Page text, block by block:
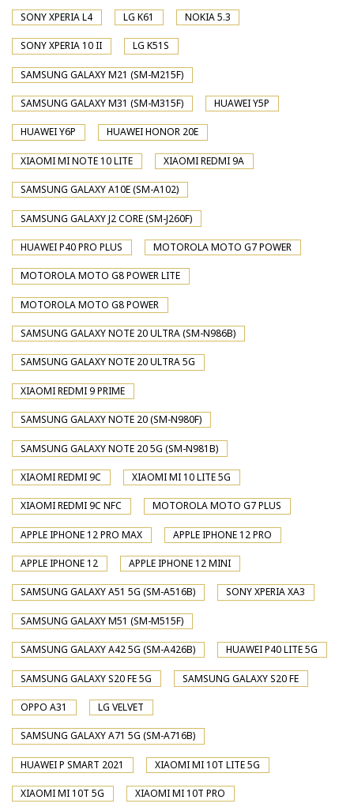
SONY XPERIA L4 LG K61 NOKIA 5.3
SONY XPERIA 10 II LG K51S
SAMSUNG GALAXY M21 (SM-M215F)
SAMSUNG GALAXY M31 (SM-M315F) HUAWEI Y5P
HUAWEI Y6P HUAWEI HONOR 20E
XIAOMI MI NOTE 10 LITE XIAOMI REDMI 9A
SAMSUNG GALAXY A10E (SM-A102)
SAMSUNG GALAXY J2 CORE (SM-J260F)
HUAWEI P40 PRO PLUS MOTOROLA MOTO G7 POWER
MOTOROLA MOTO G8 POWER LITE
MOTOROLA MOTO G8 POWER
SAMSUNG GALAXY NOTE 20 ULTRA (SM-N986B)
SAMSUNG GALAXY NOTE 20 ULTRA 5G
XIAOMI REDMI 9 PRIME
SAMSUNG GALAXY NOTE 20 (SM-N980F)
SAMSUNG GALAXY NOTE 20 5G (SM-N981B)
XIAOMI REDMI 9C XIAOMI MI 10 LITE 5G
XIAOMI REDMI 9C NFC MOTOROLA MOTO G7 PLUS
APPLE IPHONE 12 PRO MAX APPLE IPHONE 12 PRO
APPLE IPHONE 12 APPLE IPHONE 12 MINI
SAMSUNG GALAXY A51 5G (SM-A516B) SONY XPERIA XA3
SAMSUNG GALAXY M51 (SM-M515F)
SAMSUNG GALAXY A42 5G (SM-A426B) HUAWEI P40 LITE 5G
SAMSUNG GALAXY S20 FE 5G SAMSUNG GALAXY S20 FE
OPPO A31 LG VELVET
SAMSUNG GALAXY A71 5G (SM-A716B)
HUAWEI P SMART 2021 XIAOMI MI 10T LITE 5G
XIAOMI MI 10T 5G XIAOMI MI 10T PRO